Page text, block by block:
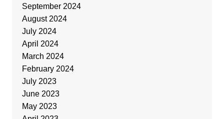
September 2024
August 2024
July 2024
April 2024
March 2024
February 2024
July 2023
June 2023
May 2023